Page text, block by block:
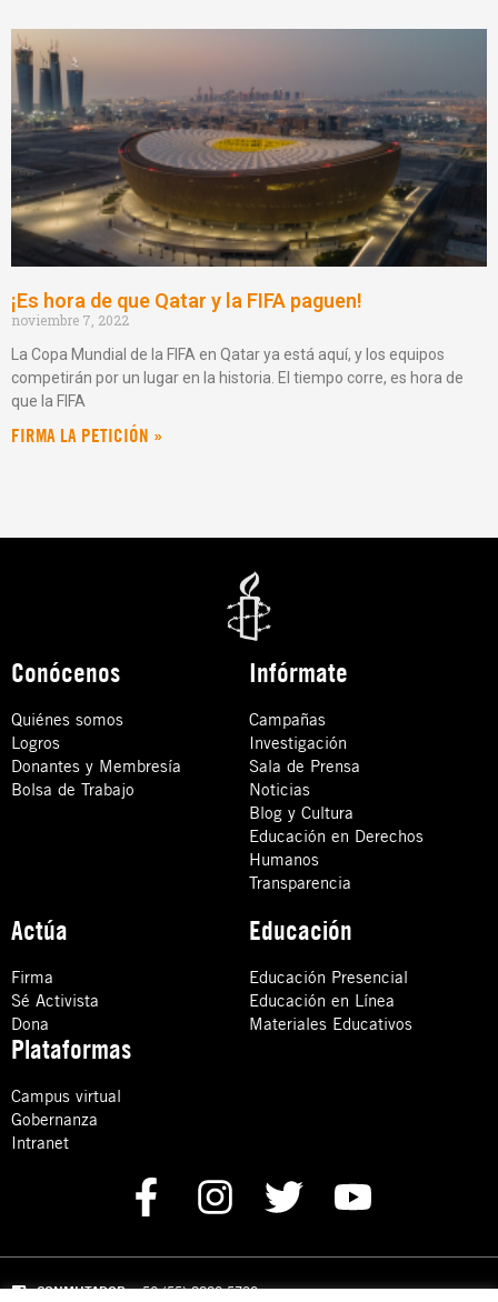
¡Es hora de que Qatar y la FIFA paguen!
noviembre 7, 2022
La Copa Mundial de la FIFA en Qatar ya está aquí, y los equipos
competirán por un lugar en la historia. El tiempo corre, es hora de
que la FIFA
FIRMA LA PETICIÓN »
Conócenos
Quiénes somos
Logros
Donantes y Membresía
Bolsa de Trabajo
Infórmate
Campañas
Investigación
Sala de Prensa
Noticias
Blog y Cultura
Educación en Derechos
Humanos
Transparencia
Actúa
Firma
Sé Activista
Dona
Educación
Educación Presencial
Educación en Línea
Materiales Educativos
Plataformas
Campus virtual
Gobernanza
Intranet
CONMUTADOR: +52 (55) 8880 5730